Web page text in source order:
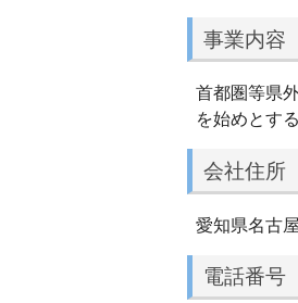
事業内容
首都圏等県
を始めとす
会社住所
愛知県名古
電話番号